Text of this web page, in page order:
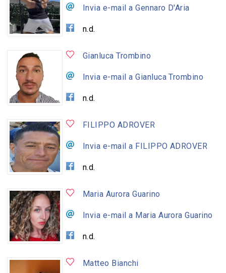
Invia e-mail a Gennaro D'Aria
n.d.
Gianluca Trombino
Invia e-mail a Gianluca Trombino
n.d.
FILIPPO ADROVER
Invia e-mail a FILIPPO ADROVER
n.d.
Maria Aurora Guarino
Invia e-mail a Maria Aurora Guarino
n.d.
Matteo Bianchi